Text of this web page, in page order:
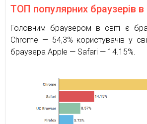
ТОП популярних браузерів в
Головним браузером в світі є
Chrome — 54,3% користувачів у
браузера Apple — Safari — 14.15%.